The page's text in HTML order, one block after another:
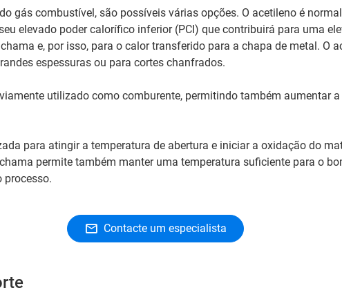
gás combustível, são possíveis várias opções. O acetileno é
elevado poder calorífico inferior (PCI) que contribuirá para uma
e, por isso, para o calor transferido para a chapa de metal. O
espessuras ou para cortes chanfrados.
utilizado como comburente, permitindo também aumentar
para atingir a temperatura de abertura e iniciar a oxidação do
permite também manter uma temperatura suficiente para o
processo.
Contacte um especialista